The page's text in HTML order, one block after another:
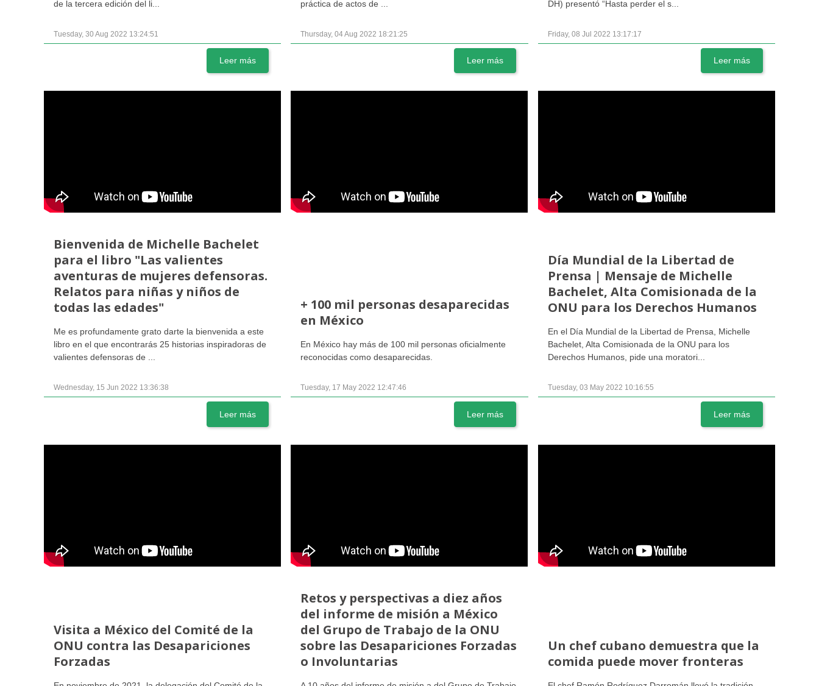
de la tercera edición del li...
Tuesday, 30 Aug 2022 13:24:51
Leer más
práctica de actos de ...
Thursday, 04 Aug 2022 18:21:25
Leer más
DH) presentó “Hasta perder el s...
Friday, 08 Jul 2022 13:17:17
Leer más
Bienvenida de Michelle Bachelet
para el libro "Las valientes
aventuras de mujeres defensoras.
Relatos para niñas y niños de
todas las edades"
Me es profundamente grato darte la bienvenida a este
libro en el que encontrarás 25 historias inspiradoras de
valientes defensoras de ...
Wednesday, 15 Jun 2022 13:36:38
Leer más
+ 100 mil personas desaparecidas
en México
En México hay más de 100 mil personas oficialmente
reconocidas como desaparecidas.
Tuesday, 17 May 2022 12:47:46
Leer más
Día Mundial de la Libertad de
Prensa | Mensaje de Michelle
Bachelet, Alta Comisionada de la
ONU para los Derechos Humanos
En el Día Mundial de la Libertad de Prensa, Michelle
Bachelet, Alta Comisionada de la ONU para los
Derechos Humanos, pide una moratori...
Tuesday, 03 May 2022 10:16:55
Leer más
Visita a México del Comité de la
ONU contra las Desapariciones
Forzadas
Retos y perspectivas a diez años
del informe de misión a México
del Grupo de Trabajo de la ONU
sobre las Desapariciones Forzadas
o Involuntarias
Un chef cubano demuestra que la
comida puede mover fronteras